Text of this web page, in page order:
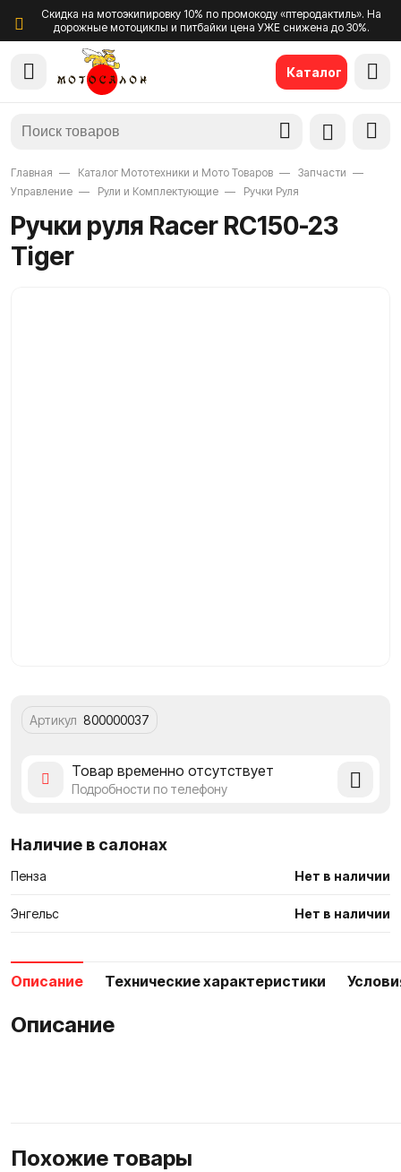
Скидка на мотоэкипировку 10% по промокоду «птеродактиль». На
дорожные мотоциклы и питбайки цена УЖЕ снижена до 30%.
Каталог
Главная Каталог Мототехники и Мото Товаров
Запчасти
Управление
Рули и Комплектующие Ручки Руля
Ручки руля Racer RC150-23
Tiger
Артикул 800000037
Товар временно отсутствует
Подробности по телефону
Наличие в салонах
Пенза Нет в наличии
Энгельс Нет в наличии
Описание Технические характеристики
Описание
Похожие товары